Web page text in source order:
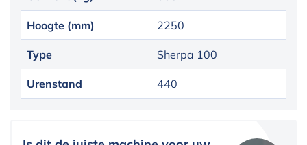
Hoogte (mm) 2250
Type Sherpa 100
Urenstand 440